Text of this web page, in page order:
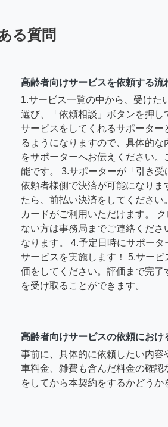
る質問
高齢者向けサービスを依頼する流
1.サービス一覧の中から、受けた
選び、「依頼相談」ボタンを押し
サービスをしてくれるサポーター
るようになりますので、具体的
をサポーターへお伝えください
能です。 3.サポーターが「引き受
依頼者様側で決済が可能になりま
たら、前払い決済をしてください
カードがご利用いただけます。
ない方は事務局までご連絡くださ
なります。 4.予定日時にサポー
サービスを実施します！ 5.サー
価をしてください。評価まで完了
を受け取ることができます。
高齢者向けサービスの依頼におけ
事前に、具体的に依頼したい内容
車料金、雑費も含んだ料金の確認
をしてから本契約をするかどうか